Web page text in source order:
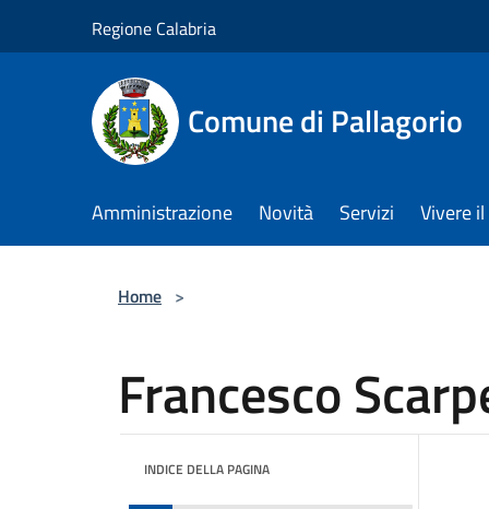
Regione Calabria
Comune di Pallagorio
Amministrazione Novità Servizi Vivere
Home >
Francesco
INDICE DELLA PAGINA